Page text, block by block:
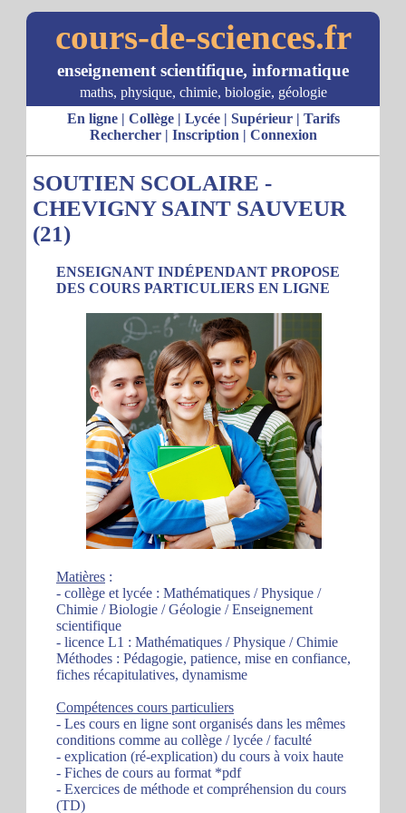
cours-de-sciences.fr
enseignement scientifique, informatique
maths, physique, chimie, biologie, géologie
En ligne| Collège| Lycée| Supérieur| Tarifs
Rechercher| Inscription | Connexion
SOUTIEN SCOLAIRE -
CHEVIGNY SAINT SAUVEUR
(21)
ENSEIGNANT INDÉPENDANT PROPOSE
DES COURS PARTICULIERS EN LIGNE
Matières :
- collège et lycée : Mathématiques / Physique /
Chimie / Biologie / Géologie / Enseignement
scientifique
- licence L1 : Mathématiques / Physique / Chimie
Méthodes : Pédagogie, patience, mise en confiance,
fiches récapitulatives, dynamisme
Compétences cours particuliers
- Les cours en ligne sont organisés dans les mêmes
conditions comme au collège / lycée / faculté
- explication (ré-explication) du cours à voix haute
- Fiches de cours au format *pdf
- Exercices de méthode et compréhension du cours
(TD)